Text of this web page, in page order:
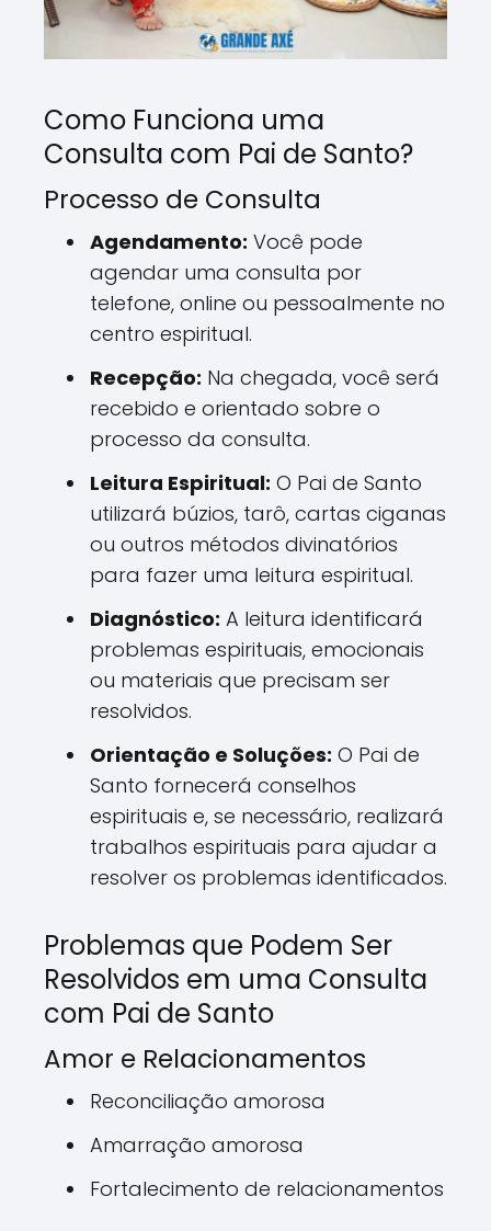
Como Funciona uma
Consulta com Pai de Santo?
Processo de Consulta
Agendamento: Você pode
agendar uma consulta por
telefone, online ou pessoalmente no
centro espiritual.
Recepção: Na chegada, você será
recebido e orientado sobre o
processo da consulta.
Leitura Espiritual: O Pai de Santo
utilizará búzios, tarô, cartas ciganas
ou outros métodos divinatórios
para fazer uma leitura espiritual.
Diagnóstico: A leitura identificará
problemas espirituais, emocionais
ou materiais que precisam ser
resolvidos.
Orientação e Soluções: O Pai de
Santo fornecerá conselhos
espirituais e, se necessário, realizará
trabalhos espirituais para ajudar a
resolver os problemas identificados.
Problemas que Podem Ser
Resolvidos em uma Consulta
com Pai de Santo
Amor e Relacionamentos
Reconciliação amorosa
Amarração amorosa
Fortalecimento de relacionamentos